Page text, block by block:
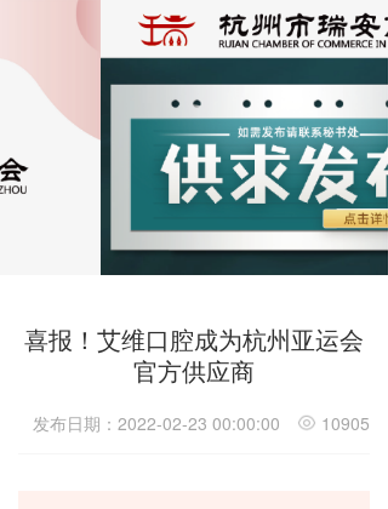
喜报！艾维口腔成为杭州亚运会
官方供应商
发布日期：2022-02-23 00:00:00 10905